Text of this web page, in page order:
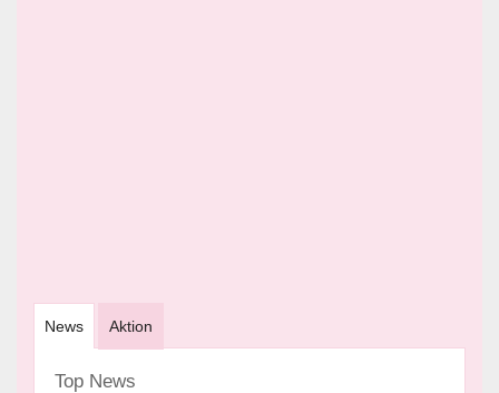
News Aktion
Top News